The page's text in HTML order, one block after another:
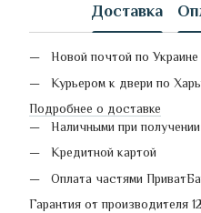
Доставка
Новой почтой по
Курьером к двери по
Подробнее о доставке
Наличными при получении
Кредитной картой
Оплата частями
Гарантия от производителя